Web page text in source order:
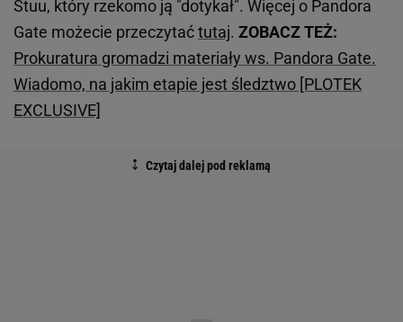
Stuu, który rzekomo ją "dotykał". Więcej o Pandora
Gate możecie przeczytaćtutaj. ZOBACZ TEŻ:
Prokuratura gromadzi materiały ws. Pandora Gate.
Wiadomo, na jakim etapie jest śledztwo [PLOTEK
EXCLUSIVE]